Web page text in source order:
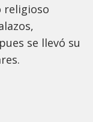
religioso
se llevó su